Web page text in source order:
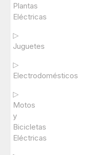
Plantas
Eléctricas
▷
Juguetes
▷
Electrodomésticos
▷
Motos
y
Bicicletas
Eléctricas